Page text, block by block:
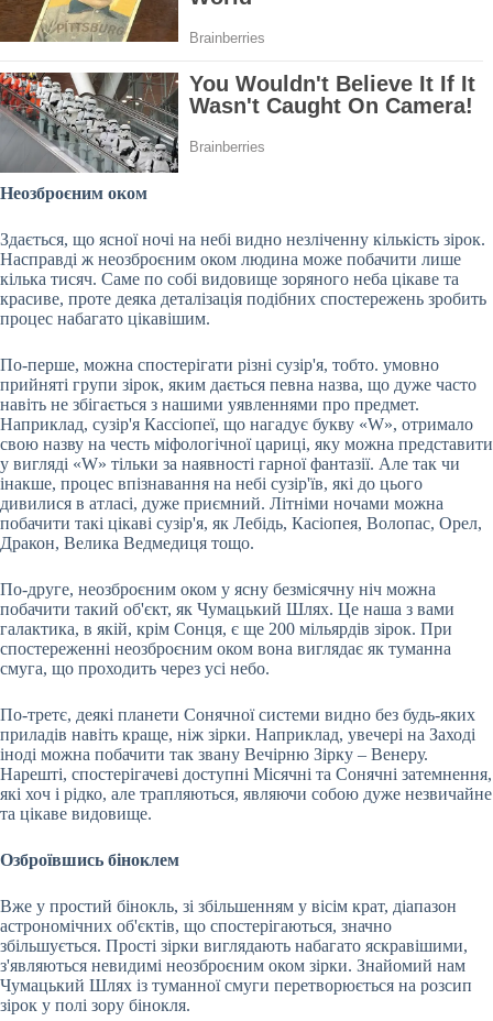
Неозброєним оком
Здається, що ясної ночі на небі видно незліченну кількість зірок.
Насправді ж неозброєним оком людина може побачити лише
кілька тисяч. Саме по собі видовище зоряного неба цікаве та
красиве, проте деяка деталізація подібних спостережень зробить
процес набагато цікавішим.
По-перше, можна спостерігати різні сузір'я, тобто. умовно
прийняті групи зірок, яким дається певна назва, що дуже часто
навіть не збігається з нашими уявленнями про предмет.
Наприклад, сузір'я Кассіопеї, що нагадує букву «W», отримало
свою назву на честь міфологічної цариці, яку можна представити
у вигляді «W» тільки за наявності гарної фантазії. Але так чи
інакше, процес впізнавання на небі сузір'їв, які до цього
дивилися в атласі, дуже приємний. Літніми ночами можна
побачити такі цікаві сузір'я, як Лебідь, Касіопея, Волопас, Орел,
Дракон, Велика Ведмедиця тощо.
По-друге, неозброєним оком у ясну безмісячну ніч можна
побачити такий об'єкт, як Чумацький Шлях. Це наша з вами
галактика, в якій, крім Сонця, є ще 200 мільярдів зірок. При
спостереженні неозброєним оком вона виглядає як туманна
смуга, що проходить через усі небо.
По-третє, деякі планети Сонячної системи видно без будь-яких
приладів навіть краще, ніж зірки. Наприклад, увечері на Заході
іноді можна побачити так звану Вечірню Зірку – Венеру.
Нарешті, спостерігачеві доступні Місячні та Сонячні затемнення,
які хоч і рідко, але трапляються, являючи собою дуже незвичайне
та цікаве видовище.
Озброївшись біноклем
Вже у простий бінокль, зі збільшенням у вісім крат, діапазон
астрономічних об'єктів, що спостерігаються, значно
збільшується. Прості зірки виглядають набагато яскравішими,
з'являються невидимі неозброєним оком зірки. Знайомий нам
Чумацький Шлях із туманної смуги перетворюється на розсип
зірок у полі зору бінокля.